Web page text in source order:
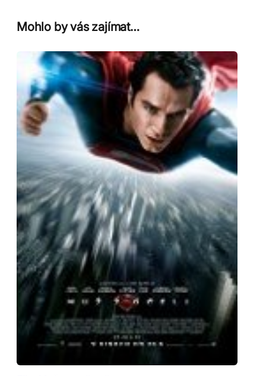
Mohlo by vás zajímat…